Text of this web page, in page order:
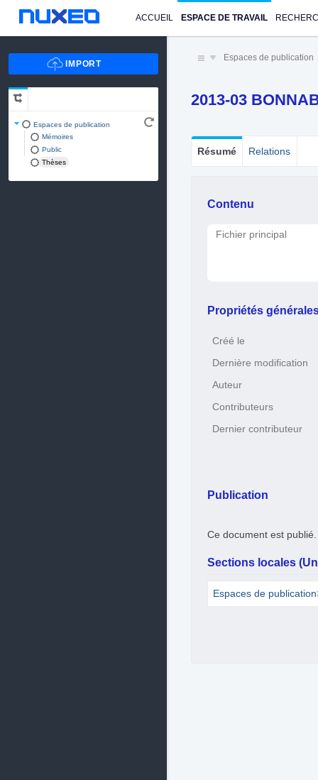
ACCUEIL ESPACE DE TRAVAIL
Espaces de publication
Mémoires
Public
Thèses
Espaces de publication
2013-03
Résumé Relations
Contenu
Fichier principal
Propriétés
Créé le
Dernière modification
Auteur
Contributeurs
Dernier contributeur
Publication
Ce document est publié.
Sections locales
Espaces de